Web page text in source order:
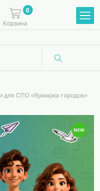
0
Корзина
для СПО «Ярмарка городов»